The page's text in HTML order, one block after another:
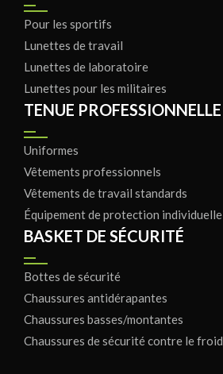
Pour les sportifs
Lunettes de travail
Lunettes de laboratoire
Lunettes pour les militaires
TENUE PROFESSIONNELLE
Uniformes
Vêtements professionnels
Vêtements de travail standards
Équipement de protection individuelle
BASKET DE SÉCURITÉ
Bottes de sécurité
Chaussures antidérapantes
Chaussures basses/montantes
Chaussures de sécurité contre le froid